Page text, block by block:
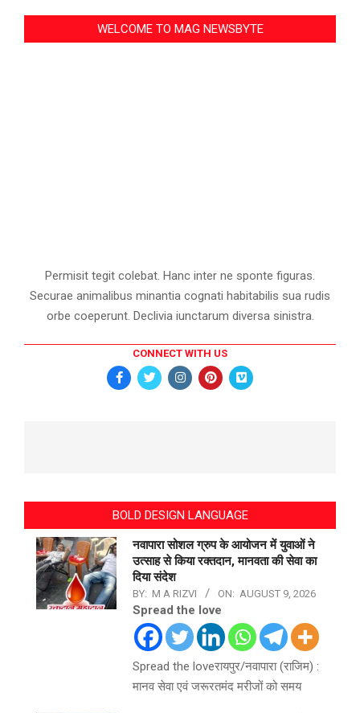
WELCOME TO MAG NEWSBYTE
Permisit tegit colebat. Hanc inter ne sponte figuras.
Securae animalibus minantia cognati habitabilis sua rudis
orbe coeperunt. Declivia iunctarum diversa sinistra.
CONNECT WITH US
BOLD DESIGN LANGUAGE
नवापारा सोशल ग्रुप के आयोजन में युवाओं ने
उत्साह से किया रक्तदान, मानवता की सेवा का
दिया संदेश
BY: M A RIZVI ON: AUGUST 9, 2026
Spread the love
Spread the loveरायपुर/नवापारा (राजिम) :
मानव सेवा एवं जरूरतमंद मरीजों को समय